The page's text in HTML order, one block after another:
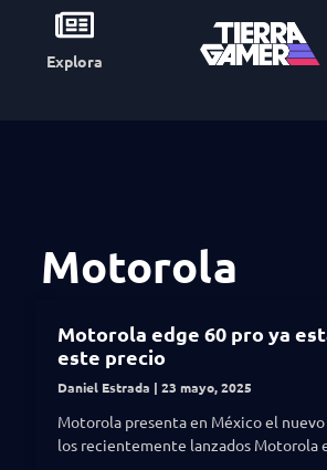
Explora
Motorola
Motorola edge 60 pro ya
este precio
Daniel Estrada 23 mayo, 2025
Motorola presenta en México el
los recientemente lanzados Motorola